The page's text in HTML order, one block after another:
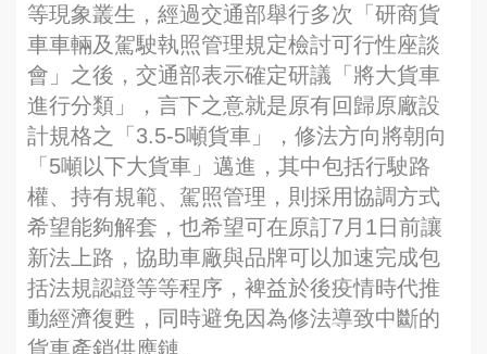
等現象叢生，經過交通部舉行多次「研商貨
車車輛及駕駛執照管理規定檢討可行性座談
會」之後，交通部表示確定研議「將大貨車
進行分類」，言下之意就是原有回歸原廠設
計規格之「3.5-5噸貨車」，修法方向將朝向
「5噸以下大貨車」邁進，其中包括行駛路
權、持有規範、駕照管理，則採用協調方式
希望能夠解套，也希望可在原訂7月1日前讓
新法上路，協助車廠與品牌可以加速完成包
括法規認證等等程序，裨益於後疫情時代推
動經濟復甦，同時避免因為修法導致中斷的
貨車產銷供應鏈。